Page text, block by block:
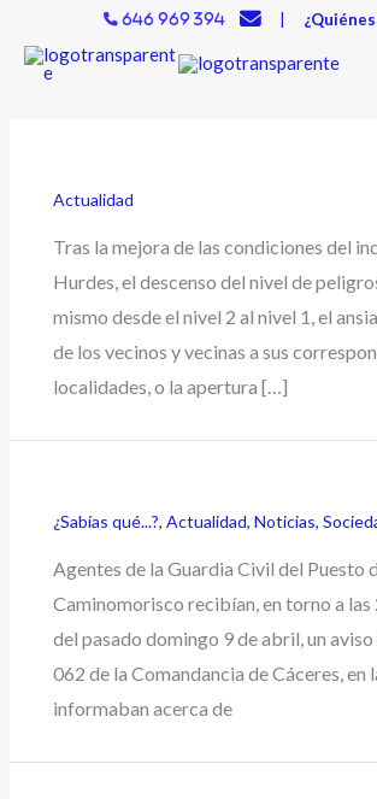
contenido
646 969 394 |
Actualidad
Tras la mejora de las condiciones del
Hurdes, el descenso del nivel de
mismo desde el nivel 2 al nivel 1, el
de los vecinos y vecinas a sus
localidades, o la apertura […]
¿Sabías qué...?,Actualidad,Noticias,
Agentes de la Guardia Civil del Puesto
Caminomorisco recibían, en torno a las
del pasado domingo 9 de abril, un
062 de la Comandancia de Cáceres, en
informaban acerca de